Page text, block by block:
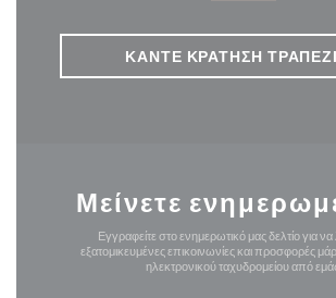
ΚΆΝΤΕ ΚΡΆΤΗΣΗ
Μείνετε
Εγγραφείτε στο ενημερωτικό μας δελτίο για
εξατομικευμένες επικοινωνίες και προσφορές
ηλεκτρονικού ταχυδρομείου από